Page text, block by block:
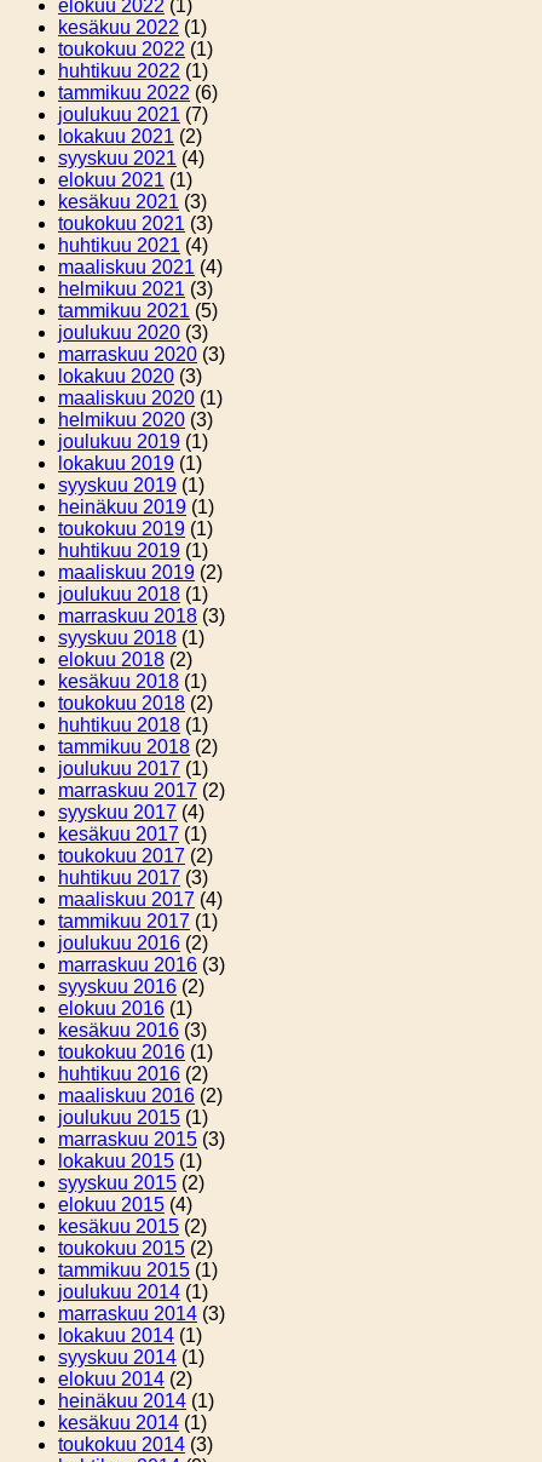
elokuu 2022 (1)
kesäkuu 2022 (1)
toukokuu 2022 (1)
huhtikuu 2022 (1)
tammikuu 2022 (6)
joulukuu 2021 (7)
lokakuu 2021 (2)
syyskuu 2021 (4)
elokuu 2021 (1)
kesäkuu 2021 (3)
toukokuu 2021 (3)
huhtikuu 2021 (4)
maaliskuu 2021 (4)
helmikuu 2021 (3)
tammikuu 2021 (5)
joulukuu 2020 (3)
marraskuu 2020 (3)
lokakuu 2020 (3)
maaliskuu 2020 (1)
helmikuu 2020 (3)
joulukuu 2019 (1)
lokakuu 2019 (1)
syyskuu 2019 (1)
heinäkuu 2019 (1)
toukokuu 2019 (1)
huhtikuu 2019 (1)
maaliskuu 2019 (2)
joulukuu 2018 (1)
marraskuu 2018 (3)
syyskuu 2018 (1)
elokuu 2018 (2)
kesäkuu 2018 (1)
toukokuu 2018 (2)
huhtikuu 2018 (1)
tammikuu 2018 (2)
joulukuu 2017 (1)
marraskuu 2017 (2)
syyskuu 2017 (4)
kesäkuu 2017 (1)
toukokuu 2017 (2)
huhtikuu 2017 (3)
maaliskuu 2017 (4)
tammikuu 2017 (1)
joulukuu 2016 (2)
marraskuu 2016 (3)
syyskuu 2016 (2)
elokuu 2016 (1)
kesäkuu 2016 (3)
toukokuu 2016 (1)
huhtikuu 2016 (2)
maaliskuu 2016 (2)
joulukuu 2015 (1)
marraskuu 2015 (3)
lokakuu 2015 (1)
syyskuu 2015 (2)
elokuu 2015 (4)
kesäkuu 2015 (2)
toukokuu 2015 (2)
tammikuu 2015 (1)
joulukuu 2014 (1)
marraskuu 2014 (3)
lokakuu 2014 (1)
syyskuu 2014 (1)
elokuu 2014 (2)
heinäkuu 2014 (1)
kesäkuu 2014 (1)
toukokuu 2014 (3)